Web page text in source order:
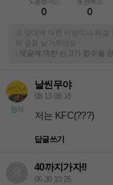
0 0
※ 상대에 대한 비방이나 욕설
의 글을 남겨주세요~
-
댓글에 대한 신고가 접수될
정석
날씬무야
08.13 08:18
저는 KFC(???)
답글쓰기
40까지가자!!
06.30 10:25